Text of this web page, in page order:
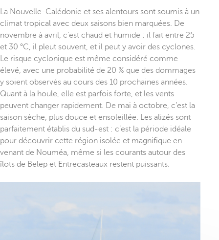
La Nouvelle-Calédonie et ses alentours sont soumis à un
climat tropical avec deux saisons bien marquées. De
novembre à avril, c’est chaud et humide : il fait entre 25
et 30 °C, il pleut souvent, et il peut y avoir des cyclones.
Le risque cyclonique est même considéré comme
élevé, avec une probabilité de 20 % que des dommages
y soient observés au cours des 10 prochaines années.
Quant à la houle, elle est parfois forte, et les vents
peuvent changer rapidement. De mai à octobre, c’est la
saison sèche, plus douce et ensoleillée. Les alizés sont
parfaitement établis du sud-est : c’est la période idéale
pour découvrir cette région isolée et magnifique en
venant de Nouméa, même si les courants autour des
îlots de Belep et Entrecasteaux restent puissants.